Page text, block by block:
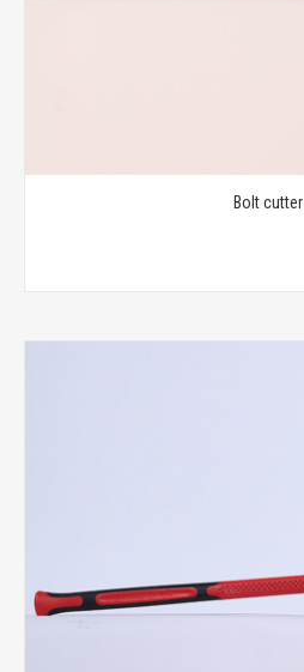
Bolt cutter